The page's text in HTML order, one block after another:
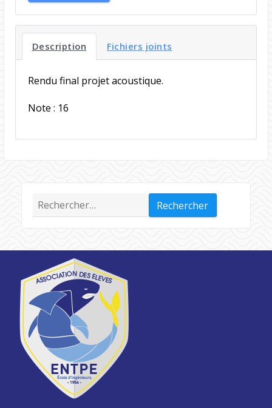
Description Fichiers joints
Rendu final projet acoustique.
Note : 16
Rechercher :